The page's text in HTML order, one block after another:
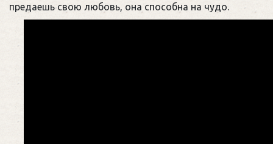
предаешь свою любовь, она способна на чудо.